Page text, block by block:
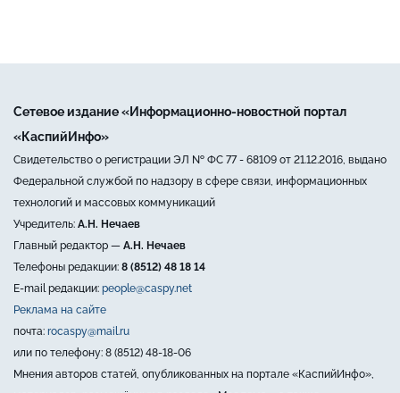
Сетевое издание «Информационно-новостной портал
«КаспийИнфо»
Свидетельство о регистрации ЭЛ № ФС 77 - 68109 от 21.12.2016, выдано
Федеральной службой по надзору в сфере связи, информационных
технологий и массовых коммуникаций
Учредитель: А.Н. Нечаев
Главный редактор — А.Н. Нечаев
Телефоны редакции: 8 (8512) 48 18 14
E-mail редакции: people@caspy.net
Реклама на сайте
почта: rocaspy@mail.ru
или по телефону: 8 (8512) 48-18-06
Мнения авторов статей, опубликованных на портале «КаспийИнфо»,